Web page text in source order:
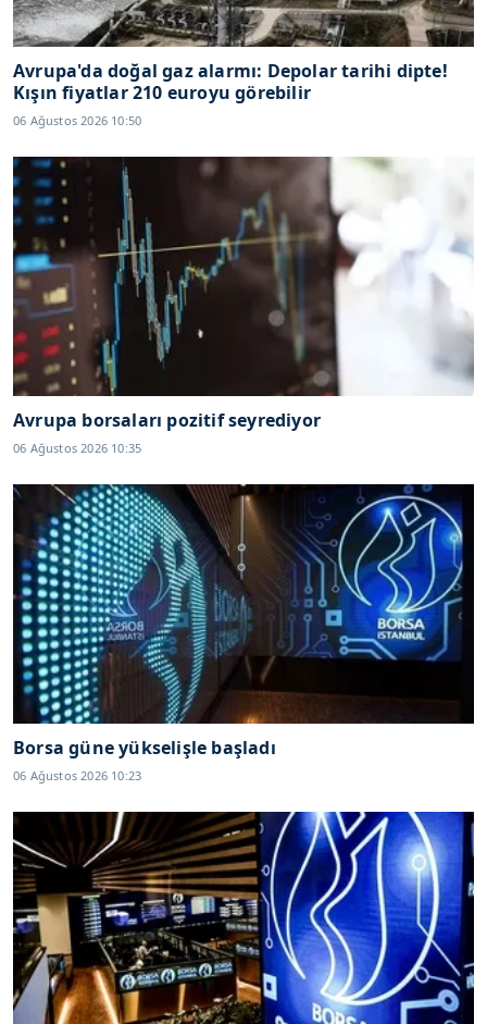
Avrupa'da doğal gaz alarmı: Depolar tarihi dipte!
Kışın fiyatlar 210 euroyu görebilir
06 Ağustos 2026 10:50
Avrupa borsaları pozitif seyrediyor
06 Ağustos 2026 10:35
Borsa güne yükselişle başladı
06 Ağustos 2026 10:23